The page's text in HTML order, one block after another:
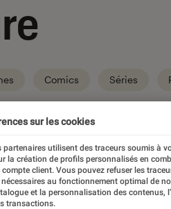
Comics Séries
société, jeux vidéos… Du
par les critiques et
le meilleur de
sur les cookies
partenaires utilisent des traceurs soumis à
la création de profils personnalisés en
compte client. Vous pouvez refuser les
au fonctionnement optimal de
et la personnalisation des contenus,
transactions.